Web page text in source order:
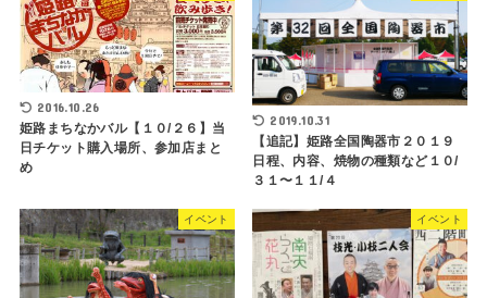
2016.10.26
姫路まちなかバル【１０/２６】当
日チケット購入場所、参加店まと
め
2019.10.31
【追記】姫路全国陶器市２０１９
日程、内容、焼物の種類など１０/
３１〜１１/４
イベント イベント